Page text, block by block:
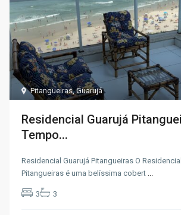
Pitangueiras,Guarujá
Residencial Guarujá
Tempo...
Residencial Guarujá Pitangueiras O
Pitangueiras é uma belíssima cobert
3 3